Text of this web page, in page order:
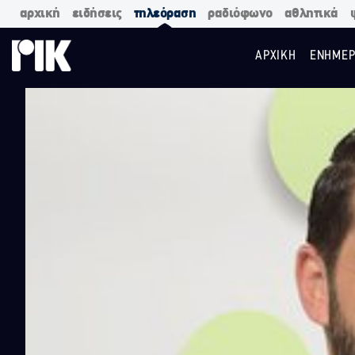
αρχική ειδήσεις τηλεόραση ραδιόφωνο αθλητικά
ΑΡΧΙΚΗ